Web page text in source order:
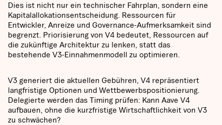
Dies ist nicht nur ein technischer Fahrplan, sondern eine
Kapitalallokationsentscheidung. Ressourcen für
Entwickler, Anreize und Governance-Aufmerksamkeit sind
begrenzt. Priorisierung von V4 bedeutet, Ressourcen auf
die zukünftige Architektur zu lenken, statt das
bestehende V3-Einnahmenmodell zu optimieren.
V3 generiert die aktuellen Gebühren, V4 repräsentiert
langfristige Optionen und Wettbewerbspositionierung.
Delegierte werden das Timing prüfen: Kann Aave V4
aufbauen, ohne die kurzfristige Wirtschaftlichkeit von V3
zu schwächen?